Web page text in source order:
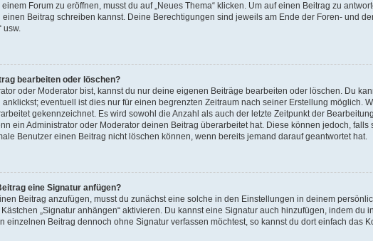
Forum zu eröffnen, musst du auf „Neues Thema“ klicken. Um auf einen Beitrag zu
Beitrag schreiben kannst. Deine Berechtigungen sind jeweils am Ende der Foren- und
usw.
bearbeiten oder löschen?
oder Moderator bist, kannst du nur deine eigenen Beiträge bearbeiten oder löschen. Du
eventuell ist dies nur für einen begrenzten Zeitraum nach seiner Erstellung möglich.
gekennzeichnet. Es wird sowohl die Anzahl als auch der letzte Zeitpunkt der
ein Administrator oder Moderator deinen Beitrag überarbeitet hat. Diese können jedoch,
Benutzer einen Beitrag nicht löschen können, wenn bereits jemand darauf geantwortet hat.
eine Signatur anfügen?
Beitrag anzufügen, musst du zunächst eine solche in den Einstellungen in deinem
„Signatur anhängen“ aktivieren. Du kannst eine Signatur auch hinzufügen, indem
einzelnen Beitrag dennoch ohne Signatur verfassen möchtest, so kannst du dort einfach das